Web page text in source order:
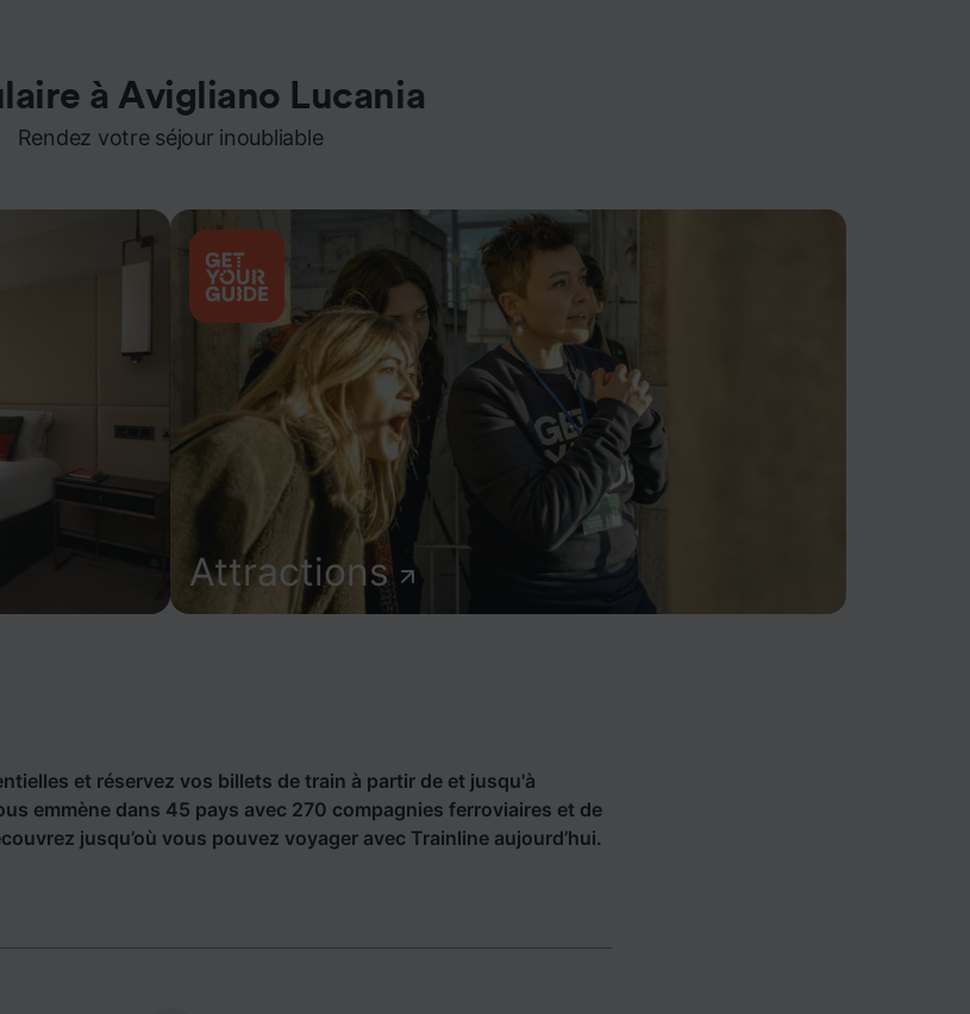
à Avigliano Lucania
Rendez votre séjour inoubliable
Attractions
et réservez vos billets de train à partir de et jusqu'à
emmène dans 45 pays avec 270 compagnies ferroviaires et de
jusqu’où vous pouvez voyager avec Trainline aujourd’hui.